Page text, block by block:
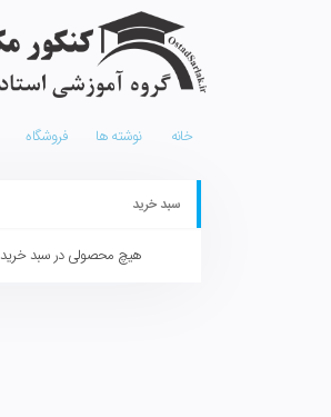
خانه نوشته ها فروشگاه
سبد خرید
هیچ محصولی در سبد